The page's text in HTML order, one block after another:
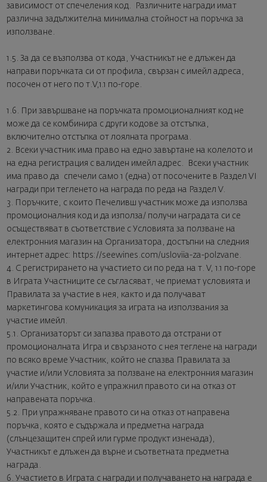
зависимост от спечеления код. Различните награди имат
различна задължителна минимална стойност на поръчка за
използване.
1.5. За да се възползва от кода, Участникът не е длъжен да
направи поръчката си от профила, свързан с имейл адреса,
посочен от него по т.V,1.1 по-горе.
1.6. При завършване на поръчката промоционалният код не
може да се комбинира с други кодове за отстъпка,
включително отстъпка от лоялната програма.
2. Всеки участник има право на едно завъртане на колелото и
на една регистрация с валиден имейл адрес. Всеки участник
има право да спечели само 1 (една) от посочените в Раздел VI
награди при тегленето на награда по реда на Раздел V.
3. Поръчките, с които Печеливш участник може да използва
промоционалния код и да използа/ получи наградата си се
осъществяват в съответствие с Условията за ползване на
електронния магазин на Организатора, достъпни на следния
интернет адрес: https://seewines.com/usloviia-za-polzvane.
4. С регистрирането на участието си по реда на т. V, 1.1 по-горе
в Играта Участниците се съгласяват, че приемат условията и
Правилата за участие в нея, както и да получават
маркетингова комуникация за играта на използвания за
участие имейл.
5.1. Организаторът си запазва правото да отстрани от
промоционалната Игра и свързаното с нея теглене на награди
по всяко време Участник, който не спазва Правилата за
участие и/или Условията за ползване на електронния магазин
и/или Участник, който е упражнил правото си на отказ от
направената поръчка.
5.2. При упражняване правото си на отказ от направена
поръчка, която е съдържала и предметна награда
(слънцезащитен спрей или гурме продукт изненада),
Участникът е длъжен да върне и съответната предметна
награда.
6. Участието в Играта с награди и получаването на награда е